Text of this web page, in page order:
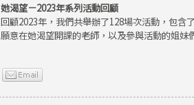
她渴望－2023年系列活動回顧
回顧2023年，我們共舉辦了128場次活動，包含
願意在她渴望開課的老師，以及參與活動的姐妹